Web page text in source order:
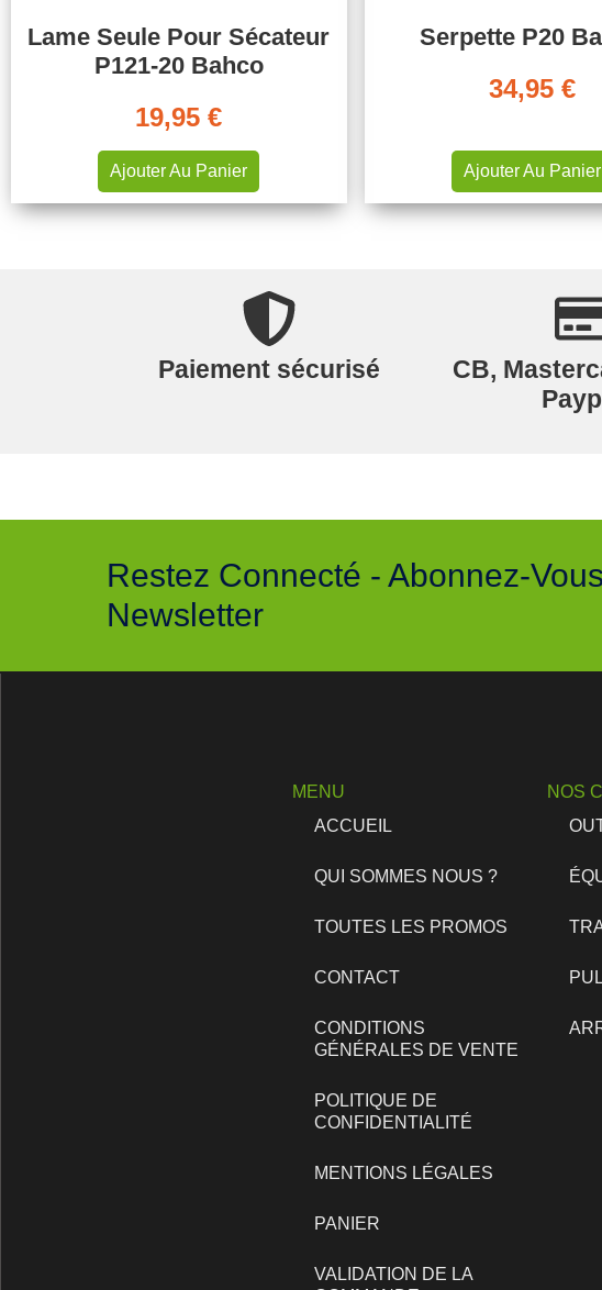
Lame Seule Pour Sécateur
P121-20 Bahco
19,95€
Ajouter Au Panier
Serpette P20
34,95 €
Ajouter Au Panier
Paiement sécurisé
CB,
Restez Connecté - Abonnez-
Newsletter
NOS
MENU
ACCUEIL
QUI SOMMES NOUS ?
TOUTES LES PROMOS
CONTACT
CONDITIONS
GÉNÉRALES DE VENTE
POLITIQUE DE
CONFIDENTIALITÉ
MENTIONS LÉGALES
PANIER
VALIDATION DE LA